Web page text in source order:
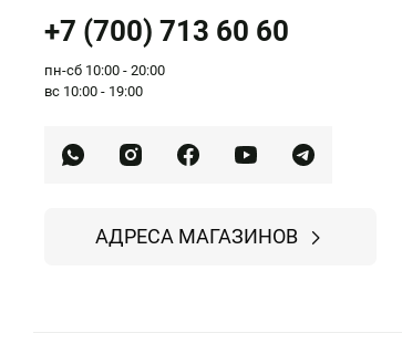
+7 (700) 713 60 60
пн-сб 10:00 - 20:00
вс 10:00 - 19:00
АДРЕСА МАГАЗИНОВ